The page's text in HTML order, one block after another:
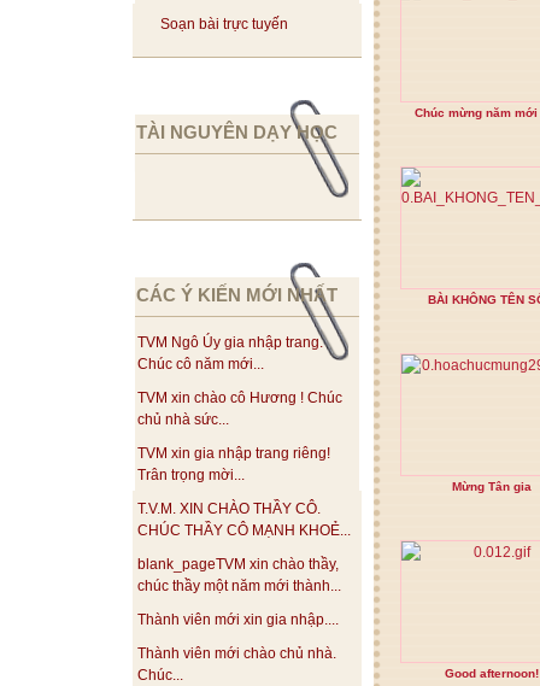
Soạn bài trực tuyến
TÀI NGUYÊN DẠY HỌC
CÁC Ý KIẾN MỚI NHẤT
TVM Ngô Úy gia nhập trang.
Chúc cô năm mới...
TVM xin chào cô Hương ! Chúc
chủ nhà sức...
TVM xin gia nhập trang riêng!
Trân trọng mời...
T.V.M. XIN CHÀO THẦY CÔ.
CHÚC THẦY CÔ MẠNH KHOẺ...
blank_pageTVM xin chào thầy,
chúc thầy một năm mới thành...
Thành viên mới xin gia nhập....
Thành viên mới chào chủ nhà.
Chúc...
Chúc mừng năm mới
BÀI KHÔNG TÊN
Mừng Tân gia
Good afternoon!